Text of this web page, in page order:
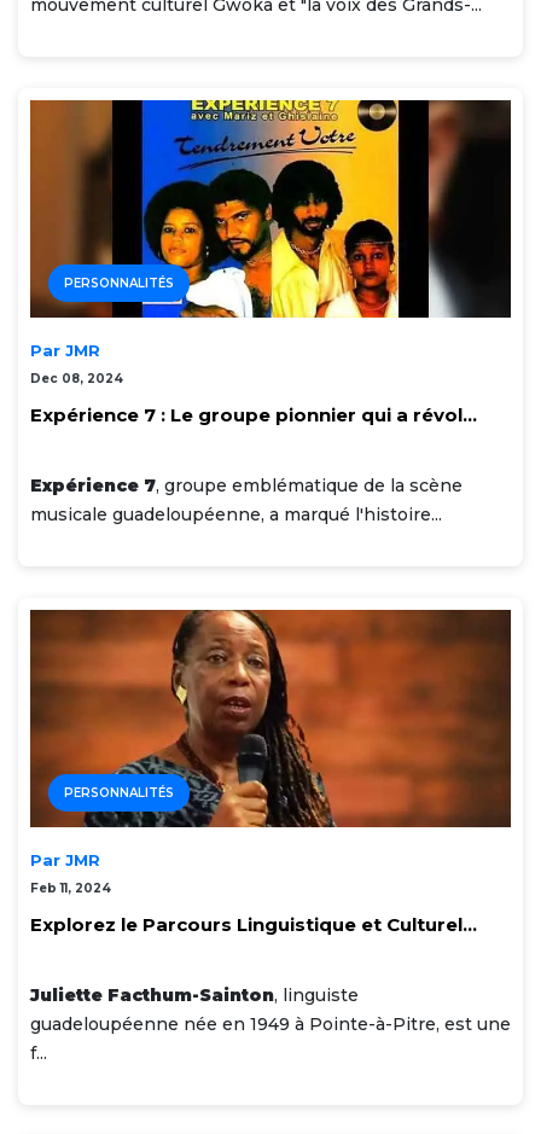
mouvement culturel Gwoka et "la voix des Grands-...
PERSONNALITÉS
Par JMR
Dec 08, 2024
Expérience 7 : Le groupe pionnier qui a révol...
Expérience 7, groupe emblématique de la scène
musicale guadeloupéenne, a marqué l'histoire...
PERSONNALITÉS
Par JMR
Feb 11, 2024
Explorez le Parcours Linguistique et Culturel...
Juliette Facthum-Sainton, linguiste
guadeloupéenne née en 1949 à Pointe-à-Pitre, est une
f...